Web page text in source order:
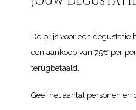
De prijs voor een degustatie
een aankoop van 75€ per
terugbetaald.
Geef het aantal personen en